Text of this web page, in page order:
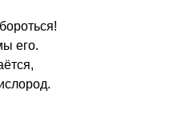
его.